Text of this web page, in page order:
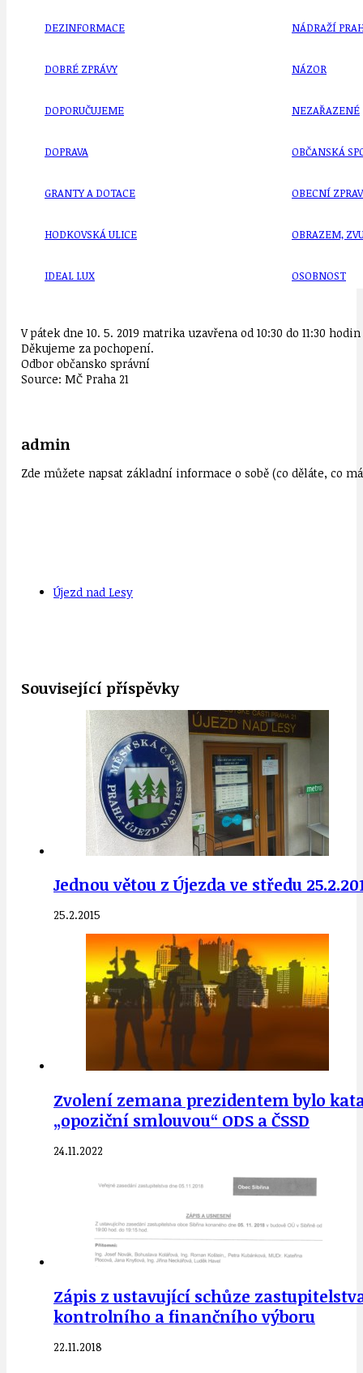
DEZINFORMACE
DOBRÉ ZPRÁVY
DOPORUČUJEME
DOPRAVA
GRANTY A DOTACE
HODKOVSKÁ ULICE
IDEAL LUX
NÁDRAŽÍ
NÁZOR
NEZAŘAZENÉ
OBČANSKÁ
OBECNÍ
OBRAZEM,
OSOBNOST
V pátek dne 10. 5. 2019 matrika uzavřena od 10:30 do 11:30
Děkujeme za pochopení.
Odbor občansko správní
Source: MČ Praha 21
admin
Zde můžete napsat základní informace o sobě (co děláte, co
Újezd nad Lesy
Související příspěvky
Jednou větou z Újezda ve středu
25.2.2015
Zvolení zemana prezidentem bylo
„opoziční smlouvou“ ODS a ČSSD
24.11.2022
Zápis z ustavující schůze
kontrolního a finančního výboru
22.11.2018